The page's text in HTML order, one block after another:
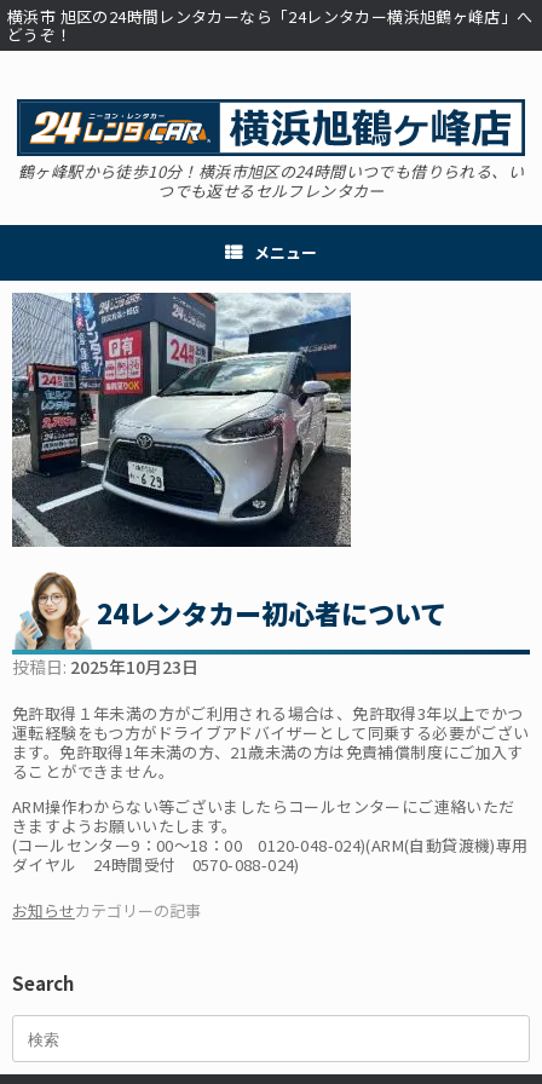
コ
ン
テ
横浜市 旭区の24時間レンタカーなら「24レンタカー横浜旭鶴ヶ峰店」へ
どうぞ！
鶴ヶ峰駅から徒歩10分！横浜市旭区の24時間いつでも借りられる、い
つでも返せるセルフレンタカー
メニュー
24レンタカー初心者について
投稿日: 2025年10月23日
免許取得１年未満の方がご利用される場合は、免許取得3年以上でかつ
運転経験をもつ方がドライブアドバイザーとして同乗する必要がござい
ます。免許取得1年未満の方、21歳未満の方は免責補償制度にご加入す
ることができません。
ARM操作わからない等ございましたらコールセンターにご連絡いただ
きますようお願いいたします。
(コールセンター9：00～18：00 0120-048-024)(ARM(自動貸渡機)専用
ダイヤル 24時間受付 0570-088-024)
お知らせカテゴリーの記事
Search
検
対